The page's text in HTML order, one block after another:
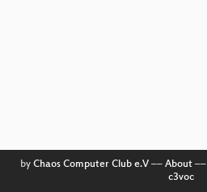
URLs richtig verschicken
by Chaos Computer Club e.V–– About––
c3voc